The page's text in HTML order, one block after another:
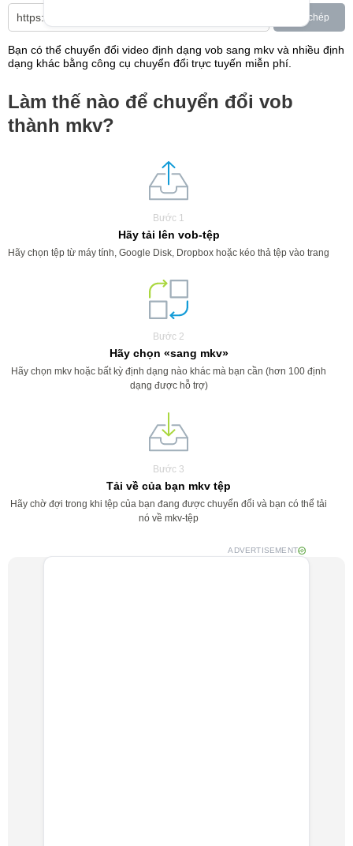
Sao chép
Bạn có thể chuyển đổi video định dạng vob sang mkv và nhiều định
dạng khác bằng công cụ chuyển đổi trực tuyến miễn phí.
Làm thế nào để chuyển đổi vob
thành mkv?
Bước 1
Hãy tải lên vob-tệp
Hãy chọn tệp từ máy tính, Google Disk, Dropbox hoặc kéo thả tệp vào trang
Bước 2
Hãy chọn «sang mkv»
Hãy chọn mkv hoặc bất kỳ định dạng nào khác mà bạn cần (hơn 100 định
dạng được hỗ trợ)
Bước 3
Tải về của bạn mkv tệp
Hãy chờ đợi trong khi tệp của bạn đang được chuyển đổi và bạn có thể tải
nó về mkv-tệp
ADVERTISEMENT